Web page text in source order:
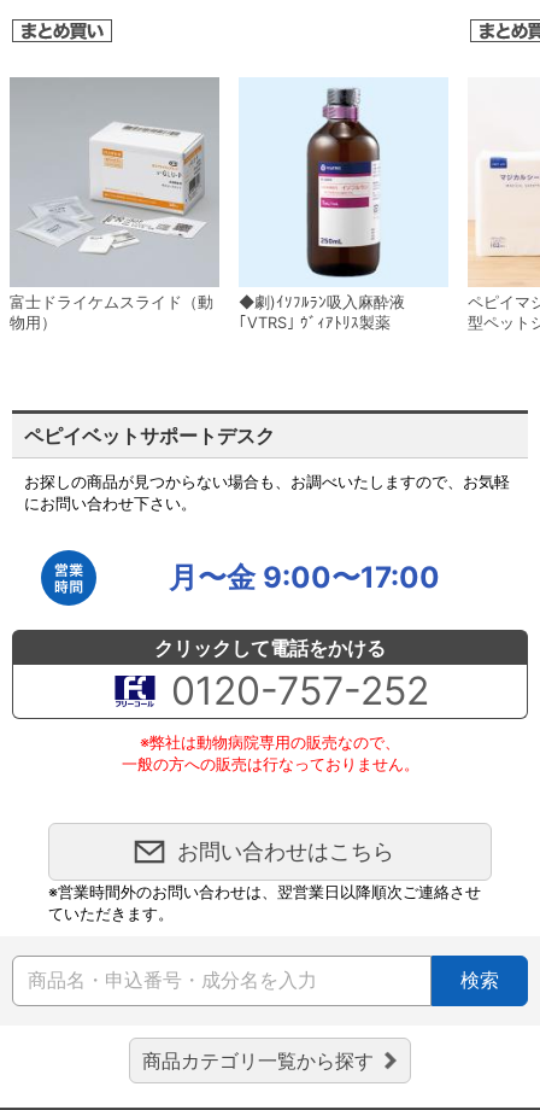
富士ドライケムスライド（動
物用）
◆劇)ｲｿﾌﾙﾗﾝ吸入麻酔液
｢VTRS｣ ｳﾞｨｱﾄﾘｽ製薬
ペピイマ
型ペット
ペピイベットサポートデスク
お探しの商品が見つからない場合も、お調べいたしますので、お気軽
にお問い合わせ下さい。
月〜金 9:00〜17:00
クリックして電話をかける
0120-757-252
※弊社は動物病院専用の販売なので、
一般の方への販売は行なっておりません。
お問い合わせはこちら
※営業時間外のお問い合わせは、翌営業日以降順次ご連絡させ
ていただきます。
検索
商品カテゴリ一覧から探す